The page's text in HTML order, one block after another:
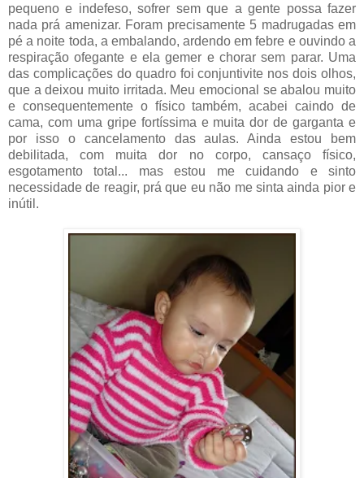
pequeno e indefeso, sofrer sem que a gente possa fazer
nada prá amenizar. Foram precisamente 5 madrugadas em
pé a noite toda, a embalando, ardendo em febre e ouvindo a
respiração ofegante e ela gemer e chorar sem parar. Uma
das complicações do quadro foi conjuntivite nos dois olhos,
que a deixou muito irritada. Meu emocional se abalou muito
e consequentemente o físico também, acabei caindo de
cama, com uma gripe fortíssima e muita dor de garganta e
por isso o cancelamento das aulas. Ainda estou bem
debilitada, com muita dor no corpo, cansaço físico,
esgotamento total... mas estou me cuidando e sinto
necessidade de reagir, prá que eu não me sinta ainda pior e
inútil.